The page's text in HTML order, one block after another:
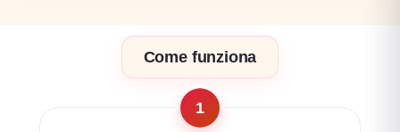
Come funziona
1